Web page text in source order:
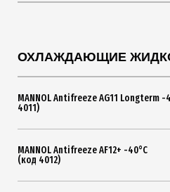
ОХЛАЖДАЮЩИЕ
MANNOL Antifreeze AG11 Longterm -
4011)
MANNOL Antifreeze AF12+ -40°C
(код 4012)